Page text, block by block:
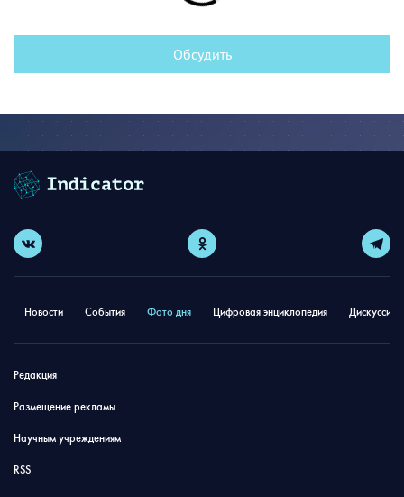
Обсудить
Новости События Фото дня Цифровая энциклопедия
Редакция
Размещение рекламы
Научным учреждениям
RSS